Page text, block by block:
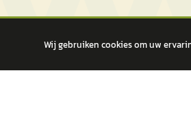
Wij gebruiken cookies om uw